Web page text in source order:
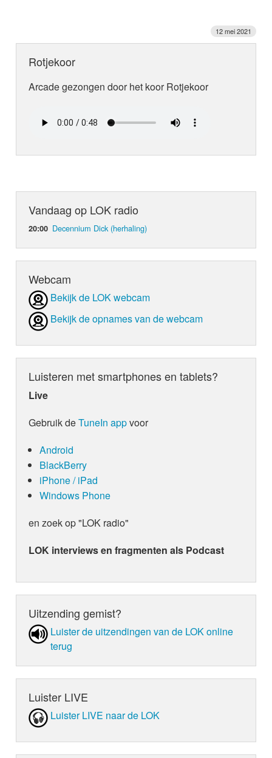
12 mei 2021
Rotjekoor
Arcade gezongen door het koor Rotjekoor
Vandaag op LOK radio
20:00 Decennium Dick (herhaling)
Webcam
Bekijk de LOK webcam
Bekijk de opnames van de webcam
Luisteren met smartphones en tablets?
Live
Gebruik deTuneIn appvoor
Android
BlackBerry
iPhone / iPad
Windows Phone
en zoek op "LOK radio"
LOK interviews en fragmenten als Podcast
Uitzending gemist?
Luister de uit­zen­din­gen van de LOK online
terug
Luister LIVE
Luister LIVE naar de LOK